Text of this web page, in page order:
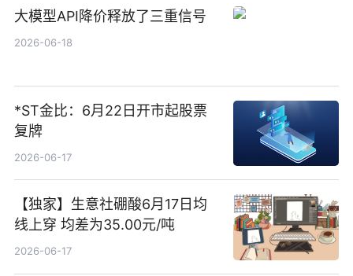
大模型API降价释放了三重信号
2026-06-18
*ST金比：6月22日开市起股票
复牌
2026-06-17
【独家】生意社硼酸6月17日均
线上穿 均差为35.00元/吨
2026-06-17